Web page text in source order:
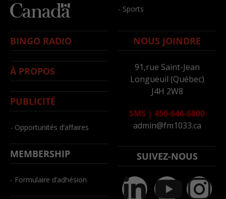
- Sports
BINGO RADIO
À PROPOS
PUBLICITÉ
- Opportunités d’affaires
MEMBERSHIP
- Formulaire d’adhésion
NOUS JOINDRE
91,rue Saint-Jean
Longueuil (Québec)
J4H 2W8
SMS | 450-646-6800
admin@fm1033.ca
SUIVEZ-NOUS